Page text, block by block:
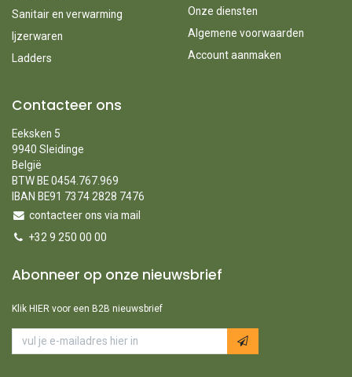
Sanitair en verwarming
Ijzerwaren
Ladders
Onze diensten
Algemene voorwaarden
Account aanmaken
Contacteer ons
Eeksken 5
9940 Sleidinge
België
BTW BE 0454.767.969
IBAN BE91 7374 2828 7476
contacteer ons via mail
+32 9 250 00 00
Abonneer op onze nieuwsbrief
Klik HIER voor een B2B nieuwsbrief